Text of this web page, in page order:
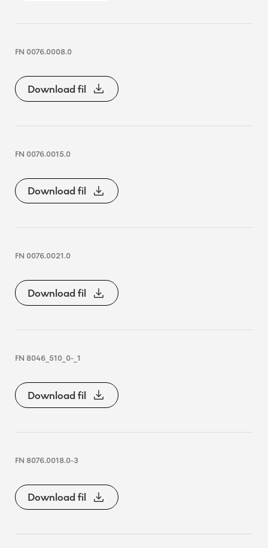
FN 0076.0008.0
Download fil
FN 0076.0015.0
Download fil
FN 0076.0021.0
Download fil
FN 8046_510_0-_1
Download fil
FN 8076.0018.0-3
Download fil